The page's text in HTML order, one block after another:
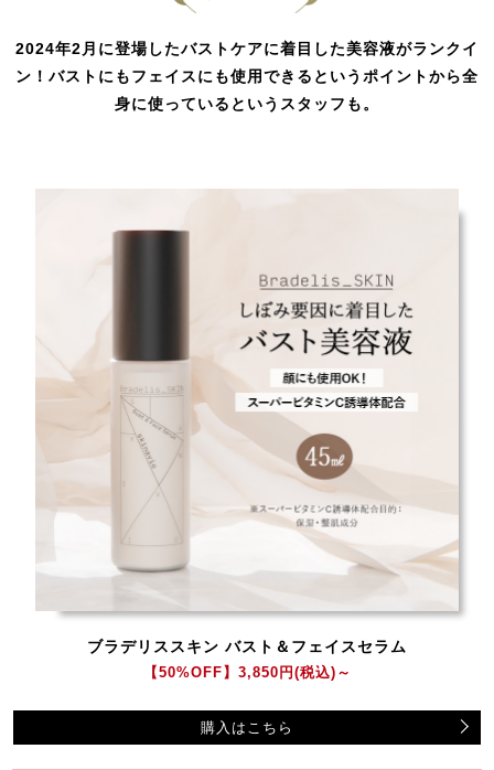
2024年2月に登場したバストケアに着目した美容液がランクイ
ン！バストにもフェイスにも使用できるというポイントから全
身に使っているというスタッフも。
ブラデリススキン バスト＆フェイスセラム
【50%OFF】3,850円 (税込)～
購入はこちら